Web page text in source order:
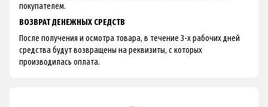
покупателем.
ВОЗВРАТ ДЕНЕЖНЫХ СРЕДСТВ
После получения и осмотра товара, в течение 3-х рабочих дней
средства будут возвращены на реквизиты, с которых
производилась оплата.